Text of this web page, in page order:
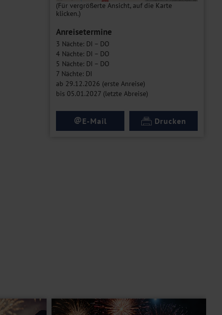
(Für vergrößerte Ansicht, auf die Karte
klicken.)
Anreisetermine
3 Nächte: DI – DO
4 Nächte: DI – DO
5 Nächte: DI – DO
7 Nächte: DI
ab 29.12.2026 (erste Anreise)
bis 05.01.2027 (letzte Abreise)
@E-Mail Drucken